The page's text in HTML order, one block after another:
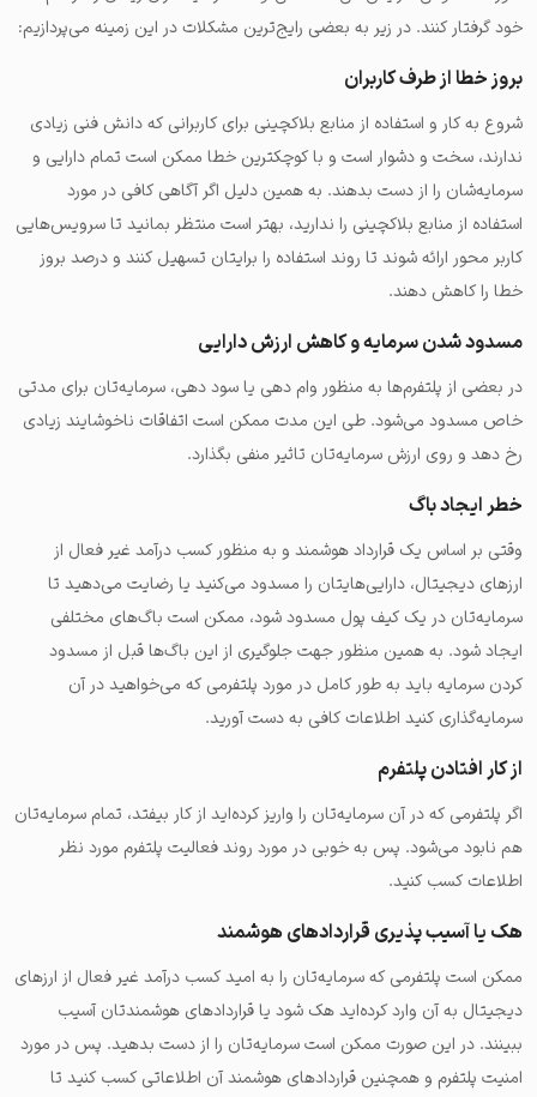
خود گرفتار کنند. در زیر به بعضی رایج‌ترین مشکلات در این زمینه می‌پردازیم:
بروز خطا از طرف کاربران
شروع به کار و استفاده از منابع بلاکچینی برای کاربرانی که دانش فنی زیادی
ندارند، سخت و دشوار است و با کوچکترین خطا ممکن است تمام دارایی و
سرمایه‌شان را از دست بدهند. به همین دلیل اگر آگاهی کافی در مورد
استفاده از منابع بلاکچینی را ندارید، بهتر است منتظر بمانید تا سرویس‌هایی
کاربر محور ارائه شوند تا روند استفاده را برایتان تسهیل کنند و درصد بروز
خطا را کاهش دهند.
مسدود شدن سرمایه و کاهش ارزش دارایی
در بعضی از پلتفرم‌ها به منظور وام دهی یا سود دهی، سرمایه‌تان برای مدتی
خاص مسدود می‌شود. طی این مدت ممکن است اتفاقات ناخوشایند زیادی
رخ دهد و روی ارزش سرمایه‌تان تاثیر منفی بگذارد.
خطر ایجاد باگ
وقتی بر اساس یک قرارداد هوشمند و به منظور کسب درآمد غیر فعال از
ارزهای دیجیتال، دارایی‌هایتان را مسدود می‌کنید یا رضایت می‌دهید تا
سرمایه‌تان در یک کیف پول مسدود شود، ممکن است باگ‌های مختلفی
ایجاد شود. به همین منظور جهت جلوگیری از این باگ‌ها قبل از مسدود
کردن سرمایه باید به طور کامل در مورد پلتفرمی که می‌خواهید در آن
سرمایه‌گذاری کنید اطلاعات کافی به دست آورید.
از کار افتادن پلتفرم
اگر پلتفرمی که در آن سرمایه‌تان را واریز کرده‌اید از کار بیفتد، تمام سرمایه‌تان
هم نابود می‌شود. پس به خوبی در مورد روند فعالیت پلتفرم مورد نظر
اطلاعات کسب کنید.
هک یا آسیب پذیری قراردادهای هوشمند
ممکن است پلتفرمی که سرمایه‌تان را به امید کسب درآمد غیر فعال از ارزهای
دیجیتال به آن وارد کرده‌اید هک شود یا قراردادهای هوشمندتان آسیب
ببینند. در این صورت ممکن است سرمایه‌تان را از دست بدهید. پس در مورد
امنیت پلتفرم و همچنین قراردادهای هوشمند آن اطلاعاتی کسب کنید تا